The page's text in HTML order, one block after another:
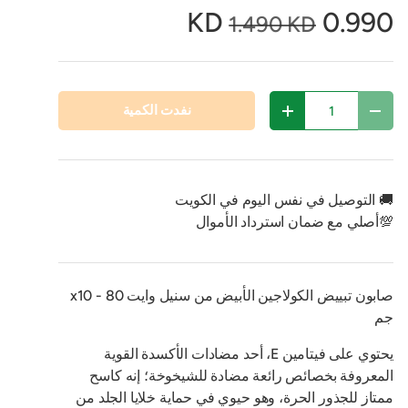
0.990 KD
1.490 KD
تقليل الكمية زيادة الكمية نفدت الكمية
🚚 التوصيل في نفس اليوم في الكويت
💯أصلي مع ضمان استرداد الأموال
صابون تبييض الكولاجين الأبيض من سنيل وايت x10 - 80
جم
يحتوي على فيتامين E، أحد مضادات الأكسدة القوية
المعروفة بخصائص رائعة مضادة للشيخوخة؛ إنه كاسح
ممتاز للجذور الحرة، وهو حيوي في حماية خلايا الجلد من